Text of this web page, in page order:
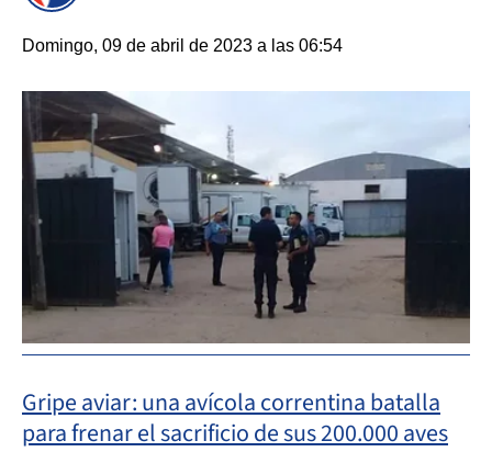
Domingo, 09 de abril de 2023 a las 06:54
Gripe aviar: una avícola correntina batalla
para frenar el sacrificio de sus 200.000 aves